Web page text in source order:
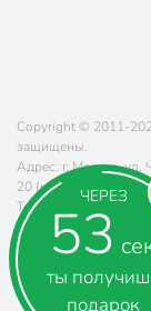
ЧЕРЕЗ
53
ты
подарок
Copyright © 2011-
защищены.
Адрес: г. Москва, ул.
20 (метро Южная)
Телефон:
8 (800)
Почта: